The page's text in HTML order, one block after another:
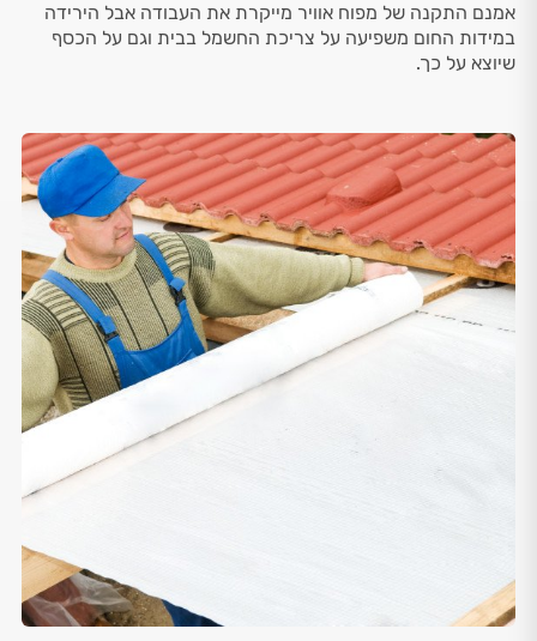
אמנם התקנה של מפוח אוויר מייקרת את העבודה אבל הירידה
במידות החום משפיעה על צריכת החשמל בבית וגם על הכסף
שיוצא על כך.